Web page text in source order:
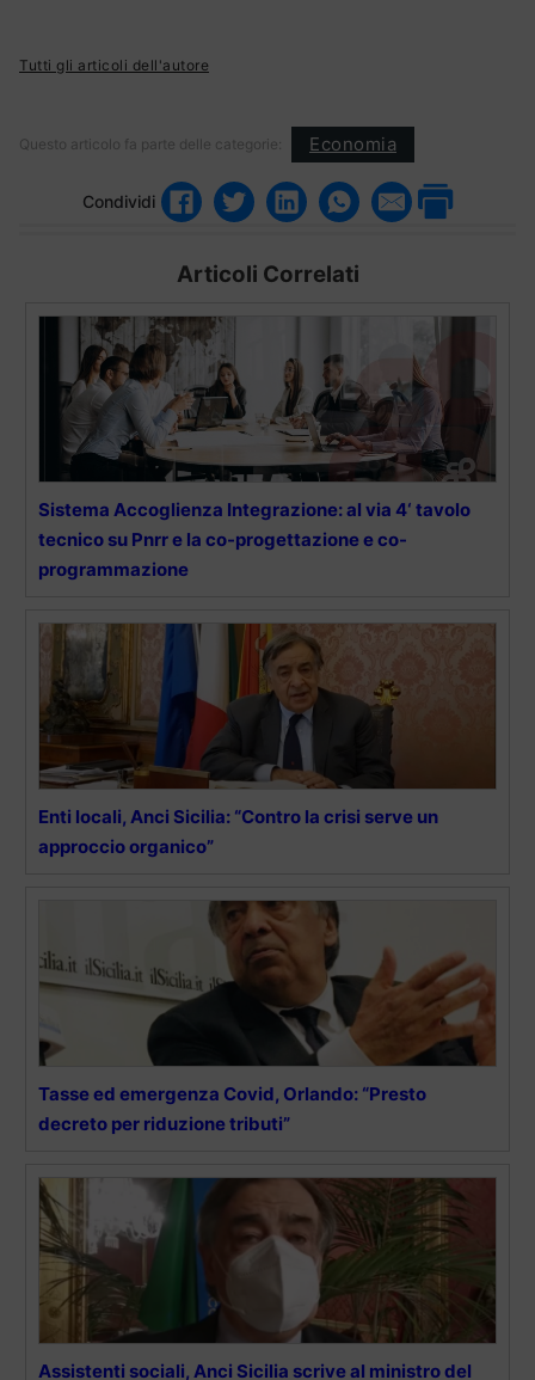
Tutti gli articoli dell'autore
Questo articolo fa parte delle categorie: Economia
Condividi
Articoli Correlati
Sistema Accoglienza Integrazione: al via 4‘ tavolo
tecnico su Pnrr e la co-progettazione e co-
programmazione
Enti locali, Anci Sicilia: “Contro la crisi serve un
approccio organico”
Tasse ed emergenza Covid, Orlando: “Presto
decreto per riduzione tributi”
Assistenti sociali, Anci Sicilia scrive al ministro del